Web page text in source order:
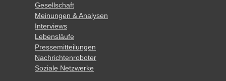
Gesellschaft
Meinungen & Analysen
Interviews
Lebensläufe
Pressemitteilungen
Nachrichtenroboter
Soziale Netzwerke